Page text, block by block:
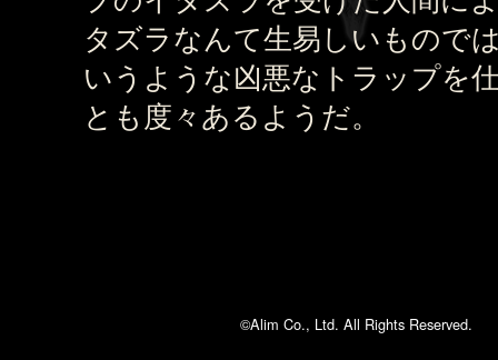
タズラなんて生易しいもので
いうような凶悪なトラップを
とも度々あるようだ。
©Alim Co., Ltd. All Rights Reserved.